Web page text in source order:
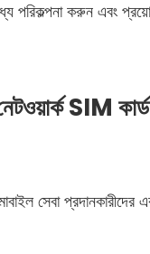
পরিকল্পনা করুন এবং
SIM
সেবা প্রদানকারীদের